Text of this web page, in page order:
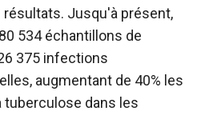
Jusqu'à présent,
534 échantillons de
375 infections
augmentant de 40% les
tuberculose dans les